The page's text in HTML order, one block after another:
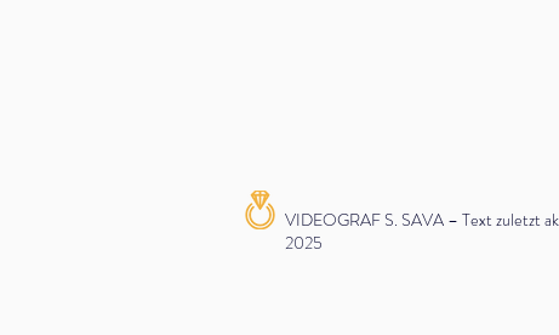
VIDEOGRAF S. SAVA – Text zuletzt
2025